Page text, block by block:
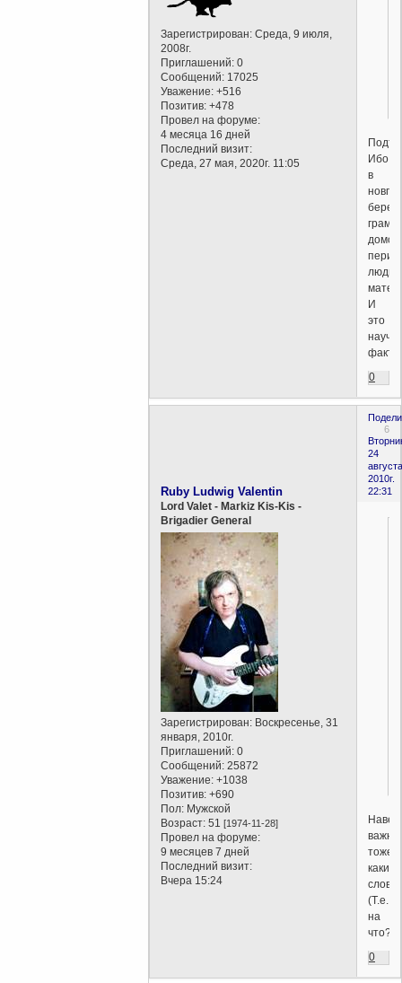
Зарегистрирован: Среда, 9 июля,
2008г.
Приглашений: 0
Сообщений: 17025
Уважение: +516
Позитив: +478
Провел на форуме:
4 месяца 16 дней
Последний визит:
Среда, 27 мая, 2020г. 11:05
Ибо
в
люди
И
это
факт.
0
6
24
2010г.
22:31
Ruby Ludwig Valentin
Lord Valet - Markiz Kis-Kis -
Brigadier General
Зарегистрирован: Воскресенье, 31
января, 2010г.
Приглашений: 0
Сообщений: 25872
Уважение: +1038
Позитив: +690
Пол: Мужской
Возраст: 51[1974-11-28]
Провел на форуме:
9 месяцев 7 дней
Последний визит:
Вчера 15:24
важно
тоже
какими
(Т.е.
на
что?)
0